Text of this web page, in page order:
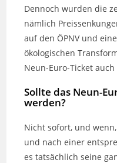
Dennoch wurden die
nämlich
auf den ÖPNV und
ökologischen
Neun-Euro-Ticket
Sollte das Neun-
werden?
Nicht sofort, und
und nach einer
es tatsächlich seine